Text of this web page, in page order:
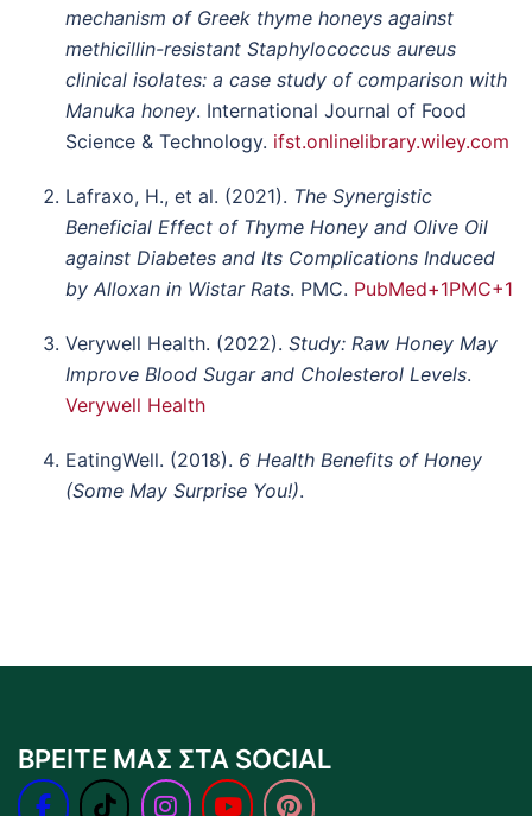
mechanism of Greek thyme honeys against
methicillin-resistant Staphylococcus aureus
clinical isolates: a case study of comparison with
Manuka honey. International Journal of Food
Science & Technology. ifst.onlinelibrary.wiley.com
Lafraxo, H., et al. (2021). The Synergistic
Beneficial Effect of Thyme Honey and Olive Oil
against Diabetes and Its Complications Induced
by Alloxan in Wistar Rats. PMC. PubMed+1PMC+1
Verywell Health. (2022). Study: Raw Honey May
Improve Blood Sugar and Cholesterol Levels.
Verywell Health
EatingWell. (2018). 6 Health Benefits of Honey
(Some May Surprise You!).
ΒΡΕΙΤΕ ΜΑΣ ΣΤΑ SOCIAL